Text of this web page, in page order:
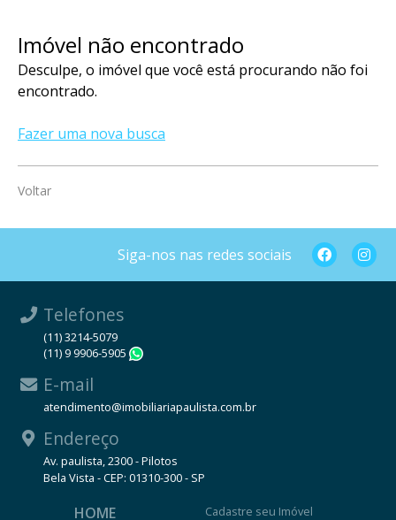
Imóvel não encontrado
Desculpe, o imóvel que você está procurando não foi
encontrado.
Fazer uma nova busca
Voltar
Siga-nos nas redes sociais
Telefones
(11) 3214-5079
(11) 9 9906-5905
E-mail
atendimento@imobiliariapaulista.com.br
Endereço
Av. paulista, 2300 - Pilotos
Bela Vista - CEP: 01310-300 - SP
HOME Cadastre seu Imóvel